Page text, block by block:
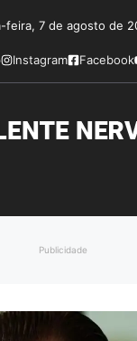
feira, 7 de agosto de
Instagram Facebook
Publicidade